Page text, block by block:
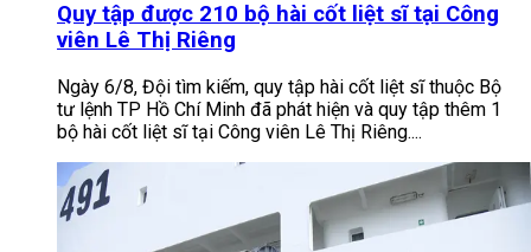
Quy tập được 210 bộ hài cốt liệt sĩ tại Công
viên Lê Thị Riêng
Ngày 6/8, Đội tìm kiếm, quy tập hài cốt liệt sĩ thuộc Bộ
tư lệnh TP Hồ Chí Minh đã phát hiện và quy tập thêm 1
bộ hài cốt liệt sĩ tại Công viên Lê Thị Riêng....